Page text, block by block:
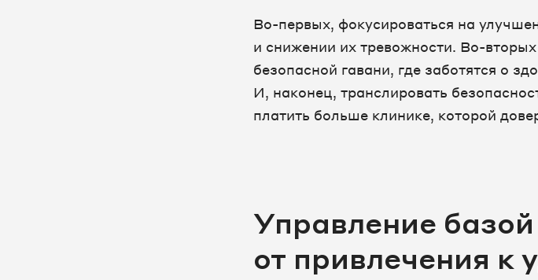
Во-первых, фокусироваться на
и снижении их тревожности. Во-
безопасной гавани, где заботятся о
И, наконец, транслировать
платить больше клинике, которой
Управление
от привлечения к